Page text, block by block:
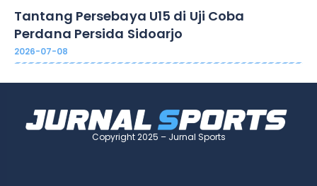
Tantang Persebaya U15 di Uji Coba
Perdana Persida Sidoarjo
2026-07-08
Copyright 2025 – Jurnal Sports